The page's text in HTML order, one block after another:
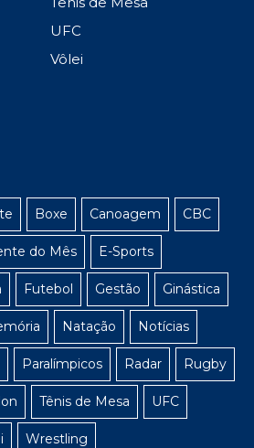
UFC
Vôlei
Boxe Canoagem CBC
do Mês E-Sports
Futebol Gestão Ginástica
Natação Notícias
Paralímpicos Radar Rugby
Tênis de Mesa UFC
Wrestling